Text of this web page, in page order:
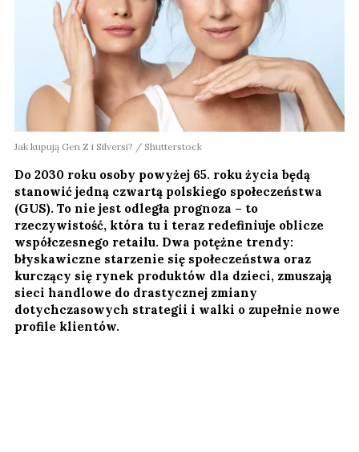
Jak kupują Gen Z i Silversi? / Shutterstock
Do 2030 roku osoby powyżej 65. roku życia będą
stanowić jedną czwartą polskiego społeczeństwa
(GUS). To nie jest odległa prognoza – to
rzeczywistość, która tu i teraz redefiniuje oblicze
współczesnego retailu. Dwa potężne trendy:
błyskawiczne starzenie się społeczeństwa oraz
kurczący się rynek produktów dla dzieci, zmuszają
sieci handlowe do drastycznej zmiany
dotychczasowych strategii i walki o zupełnie nowe
profile klientów.